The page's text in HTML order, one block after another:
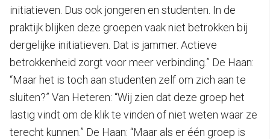
initiatieven. Dus ook jongeren en studenten. In de
praktijk blijken deze groepen vaak niet betrokken bij
dergelijke initiatieven. Dat is jammer. Actieve
betrokkenheid zorgt voor meer verbinding.” De Haan:
“Maar het is toch aan studenten zelf om zich aan te
sluiten?” Van Heteren: “Wij zien dat deze groep het
lastig vindt om de klik te vinden of niet weten waar ze
terecht kunnen.” De Haan: “Maar als er één groep is